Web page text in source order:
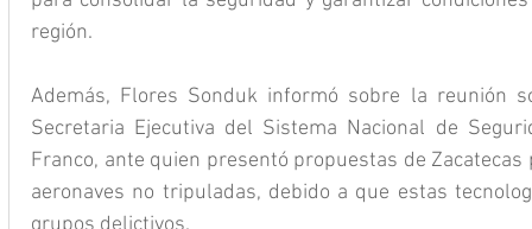
región.
Además, Flores Sonduk informó sobre la reunión
Secretaria Ejecutiva del Sistema Nacional de
Franco, ante quien presentó propuestas de
aeronaves no tripuladas, debido a que estas